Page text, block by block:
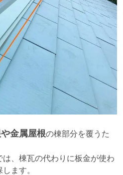
金属屋根の棟部分を覆うた
、棟瓦の代わりに板金が使わ
ます。